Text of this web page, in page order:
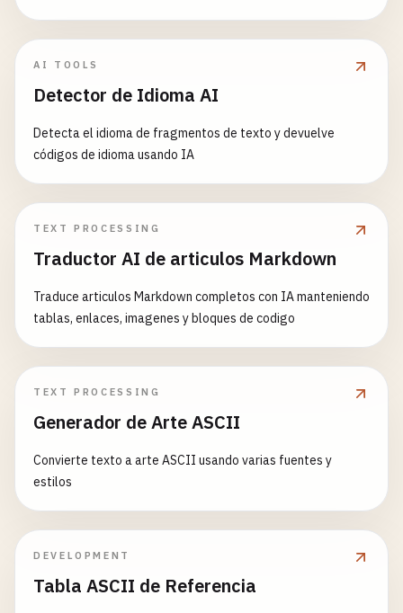
AI TOOLS
Detector de Idioma AI
Detecta el idioma de fragmentos de texto y devuelve
códigos de idioma usando IA
TEXT PROCESSING
Traductor AI de articulos Markdown
Traduce articulos Markdown completos con IA manteniendo
tablas, enlaces, imagenes y bloques de codigo
TEXT PROCESSING
Generador de Arte ASCII
Convierte texto a arte ASCII usando varias fuentes y
estilos
DEVELOPMENT
Tabla ASCII de Referencia